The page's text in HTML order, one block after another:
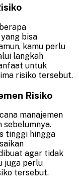
bisa
kamu perlu
langkah
untuk
risiko tersebut.
Risiko
manajemen
sebelumnya.
tinggi hingga
agar tidak
juga perlu
tersebut.